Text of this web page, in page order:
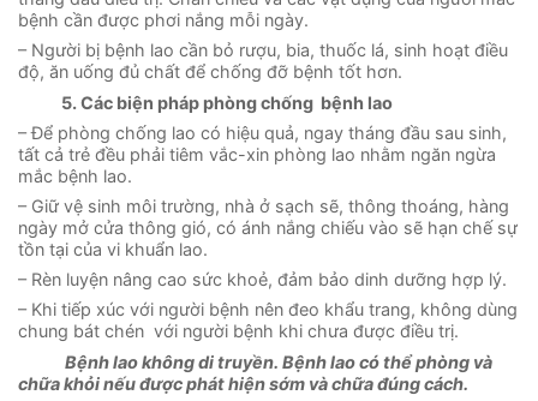
bệnh cần được phơi nắng mỗi ngày.
– Người bị bệnh lao cần bỏ rượu, bia, thuốc lá, sinh hoạt điều
độ, ăn uống đủ chất để chống đỡ bệnh tốt hơn.
5. Các biện pháp phòng chống bệnh lao
– Để phòng chống lao có hiệu quả, ngay tháng đầu sau sinh,
tất cả trẻ đều phải tiêm vắc-xin phòng lao nhằm ngăn ngừa
mắc bệnh lao.
– Giữ vệ sinh môi trường, nhà ở sạch sẽ, thông thoáng, hàng
ngày mở cửa thông gió, có ánh nắng chiếu vào sẽ hạn chế sự
tồn tại của vi khuẩn lao.
– Rèn luyện nâng cao sức khoẻ, đảm bảo dinh dưỡng hợp lý.
– Khi tiếp xúc với người bệnh nên đeo khẩu trang, không dùng
chung bát chén với người bệnh khi chưa được điều trị.
Bệnhlaokhông di truyền. Bệnh lao có thể phòng và
chữa khỏi nếu được phát hiện sớm và chữa đúng cách.